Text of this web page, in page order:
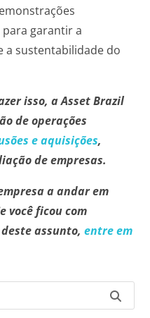
garantir a
a sustentabilidade do
isso, a Asset Brazil
de operações
e aquisições,
de empresas.
a andar em
você ficou com
assunto,entre em